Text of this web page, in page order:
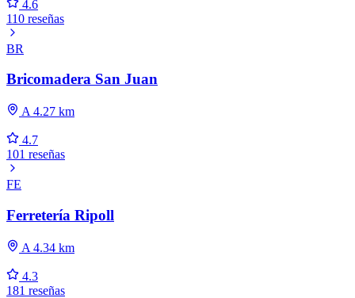
4.6
110 reseñas
BR
Bricomadera San Juan
A 4.27 km
4.7
101 reseñas
FE
Ferretería Ripoll
A 4.34 km
4.3
181 reseñas